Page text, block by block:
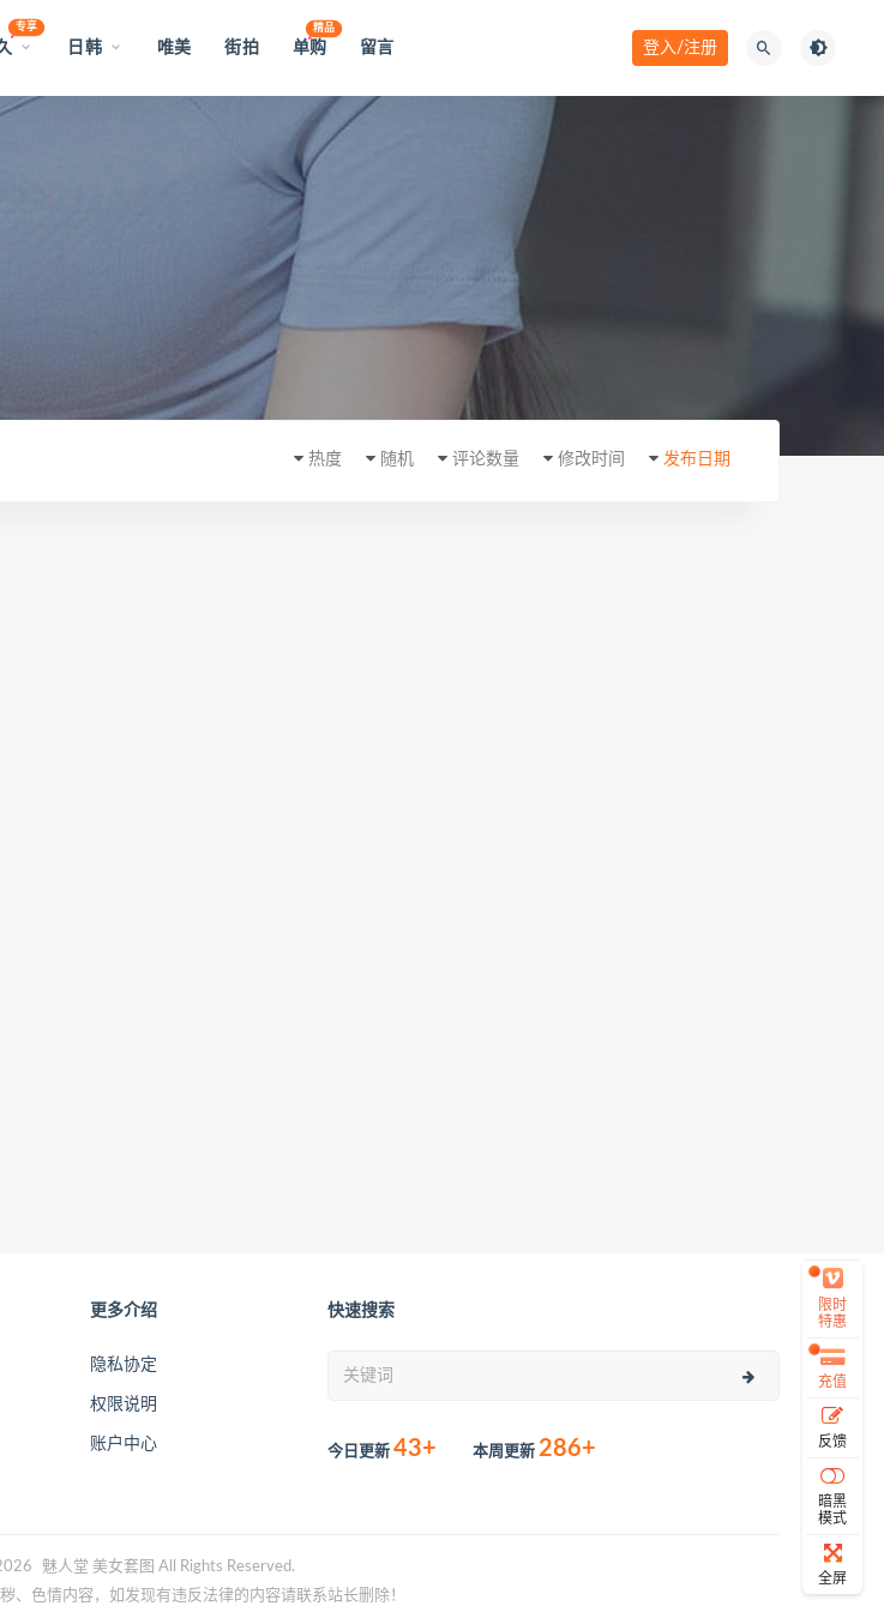
专享
日韩 唯美 街拍 单购
精品
留言 登入/注册
发布日期
修改时间
评论数量
随机
热度
更多介绍
隐私协定
权限说明
账户中心
快速搜索
今日更新 43+ 本周更新 286+
魅人堂 美女套图 All Rights Reserved.
、色情内容，如发现有违反法律的内容请联系站长删除！
限时
特惠
充值
反馈
暗黑
模式
全屏